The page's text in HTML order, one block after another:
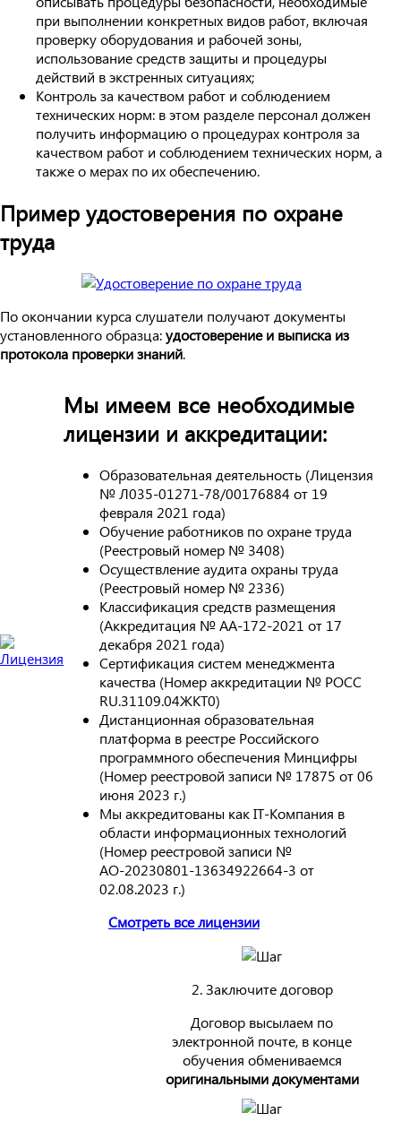
при выполнении конкретных видов работ, включая
проверку оборудования и рабочей зоны,
использование средств защиты и процедуры
действий в экстренных ситуациях;
Контроль за качеством работ и соблюдением
технических норм: в этом разделе персонал должен
получить информацию о процедурах контроля за
качеством работ и соблюдением технических норм, а
также о мерах по их обеспечению.
Пример удостоверения по охране
труда
По окончании курса слушатели получают документы
установленного образца:удостоверение и выписка из
протокола проверки знаний.
Мы имеем все необходимые
лицензии и аккредитации:
Образовательная деятельность (Лицензия
№ Л035-01271-78/00176884 от 19
февраля 2021 года)
Обучение работников по охране труда
(Реестровый номер № 3408)
Осуществление аудита охраны труда
(Реестровый номер № 2336)
Классификация средств размещения
(Аккредитация № АА-172-2021 от 17
декабря 2021 года)
Сертификация систем менеджмента
качества (Номер аккредитации № РОСС
RU.31109.04ЖКТ0)
Дистанционная образовательная
платформа в реестре Российского
программного обеспечения Минцифры
(Номер реестровой записи № 17875 от 06
июня 2023 г.)
Мы аккредитованы как IT-Компания в
области информационных технологий
(Номер реестровой записи №
АО-20230801-13634922664-3 от
02.08.2023 г.)
Смотреть все лицензии
2. Заключите договор
Договор высылаем по
электронной почте, в конце
обучения обмениваемся
оригинальными документами